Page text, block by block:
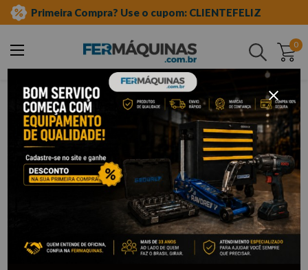
Primeira Compra? Use o cupom: CLIENTEFELIZ
0
Buscar
stanley
STANLEY
Filtrar